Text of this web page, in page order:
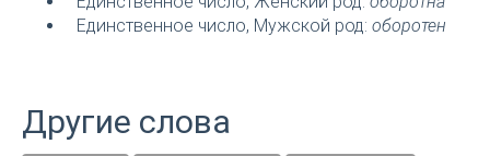
Единственное число, Мужской род: оборотен
Другие слова